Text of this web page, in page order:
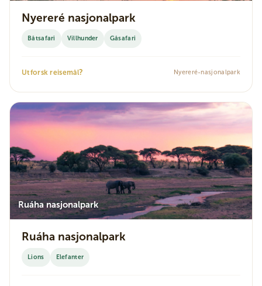
Nyereré nasjonalpark
Båtsafari Villhunder Gåsafari
Utforsk reisemål? Nyereré-nasjonalpark
Ruáha nasjonalpark
Ruáha nasjonalpark
Lions Elefanter